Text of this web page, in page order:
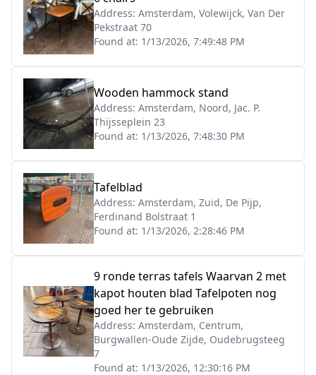
Address: Amsterdam, Volewijck, Van Der
Pekstraat 70
Found at: 1/13/2026, 7:49:48 PM
Wooden hammock stand
Address: Amsterdam, Noord, Jac. P.
Thijsseplein 23
Found at: 1/13/2026, 7:48:30 PM
Tafelblad
Address: Amsterdam, Zuid, De Pijp,
Ferdinand Bolstraat 1
Found at: 1/13/2026, 2:28:46 PM
9 ronde terras tafels Waarvan 2 met
kapot houten blad Tafelpoten nog
goed her te gebruiken
Address: Amsterdam, Centrum,
Burgwallen-Oude Zijde, Oudebrugsteeg
7
Found at: 1/13/2026, 12:30:16 PM